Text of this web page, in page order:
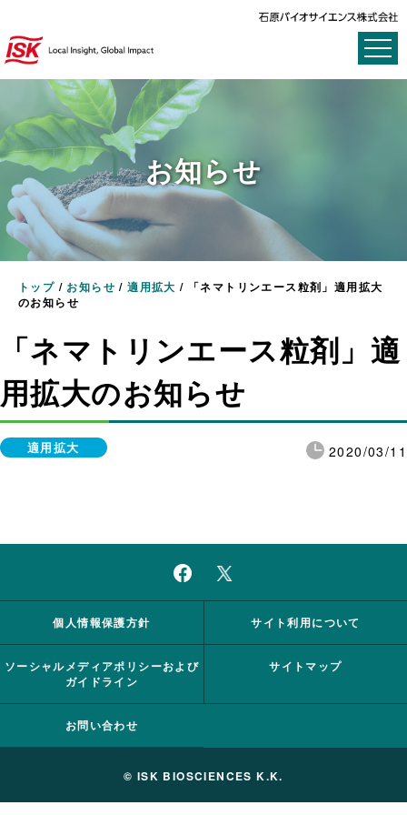
お知らせ
トップ / お知らせ /適用拡大 /
「ネマトリンエース粒剤」適用拡大
のお知らせ
「ネマトリンエース粒剤」適
用拡大のお知らせ
2020/03/11
適用拡大
個人情報保護方針 サイト利用について
ソーシャルメディアポリシーおよび
ガイドライン
サイトマップ
お問い合わせ
© ISK BIOSCIENCES K.K.